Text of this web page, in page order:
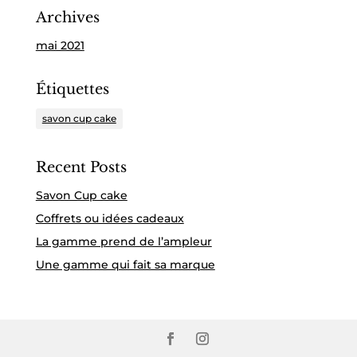
Archives
mai 2021
Étiquettes
savon cup cake
Recent Posts
Savon Cup cake
Coffrets ou idées cadeaux
La gamme prend de l’ampleur
Une gamme qui fait sa marque